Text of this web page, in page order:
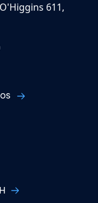
611,